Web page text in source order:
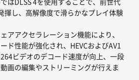
揮し、高解像度で滑らかなプレイ体験
アアクセラレーション機能により、
ド性能が強化され、HEVCおよびAV1
ビデオのデコード速度が向上、一段
画の編集やストリーミングが行えま